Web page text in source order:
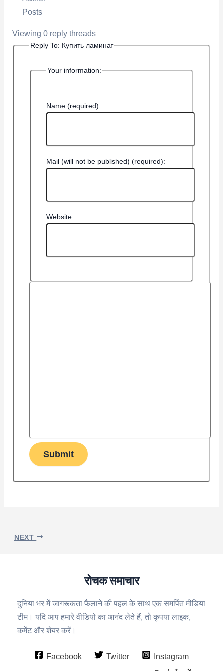
Posts
Viewing 0 reply threads
Reply To: Купить ламинат
Your information:
Name (required):
Mail (will not be published) (required):
Website:
Submit
NEXT
रोचक समाचार
दुनिया भर में जागरूकता फैलाने की पहल के साथ एक समर्पित मीडिया
टीम। यदि आप हमारे वीडियो का आनंद लेते हैं, तो कृपया लाइक,
कमेंट और शेयर करें।
Facebook Twitter
Instagram